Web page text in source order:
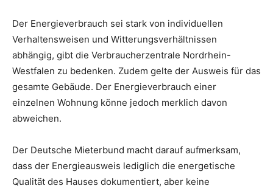
Der Energieverbrauch sei stark von individuellen
Verhaltensweisen und Witterungsverhältnissen
abhängig, gibt die Verbraucherzentrale Nordrhein-
Westfalen zu bedenken. Zudem gelte der Ausweis für das
gesamte Gebäude. Der Energieverbrauch einer
einzelnen Wohnung könne jedoch merklich davon
abweichen.
Der Deutsche Mieterbund macht darauf aufmerksam,
dass der Energieausweis lediglich die energetische
Qualität des Hauses dokumentiert, aber keine